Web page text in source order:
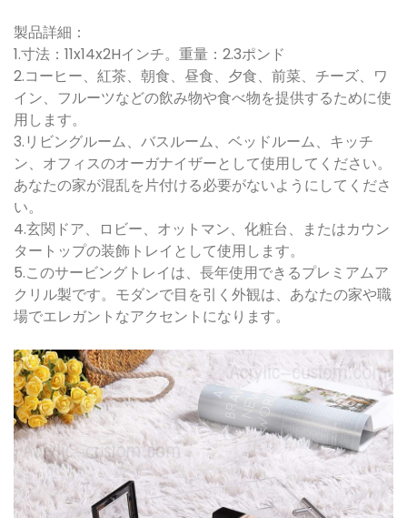
製品詳細：
1.寸法：11x14x2Hインチ。重量：2.3ポンド
2.コーヒー、紅茶、朝食、昼食、夕食、前菜、チーズ、ワ
イン、フルーツなどの飲み物や食べ物を提供するために使
用します。
3.リビングルーム、バスルーム、ベッドルーム、キッチ
ン、オフィスのオーガナイザーとして使用してください。
あなたの家が混乱を片付ける必要がないようにしてくださ
い。
4.玄関ドア、ロビー、オットマン、化粧台、またはカウン
タートップの装飾トレイとして使用します。
5.このサービングトレイは、長年使用できるプレミアムア
クリル製です。モダンで目を引く外観は、あなたの家や職
場でエレガントなアクセントになります。